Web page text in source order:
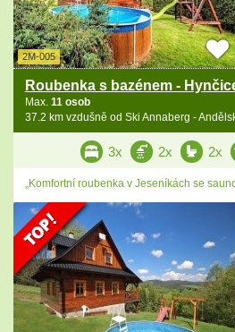
2M-005
Roubenka s bazénem -
Max. 11 osob
37.2 km vzdušně od Ski Annaberg -
3x 2x 2x
„Komfortní roubenka v Jeseníkách se